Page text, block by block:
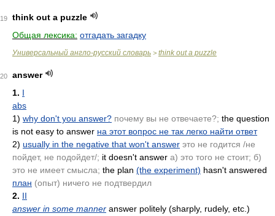
19
think out a puzzle
Общая лексика: отгадать загадку
Универсальный англо-русский словарь > think out a puzzle
20
answer
1. I
abs
1) why don't you answer? почему вы не отвечаете?; the question
is not easy to answer на этот вопрос не так легко найти ответ
2) usually in the negative that won't answer это не годится /не
пойдет, не подойдет/; it doesn't answer а) это того не стоит; б)
это не имеет смысла; the plan (the experiment) hasn't answered
план (опыт) ничего не подтвердил
2. II
answer in some manner answer politely (sharply, rudely, etc.)